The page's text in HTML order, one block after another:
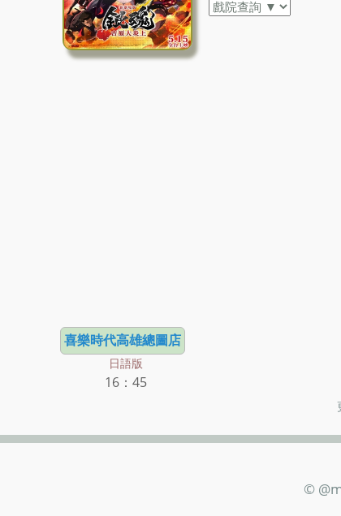
喜樂時代高雄總圖店
日語版
16：45
©